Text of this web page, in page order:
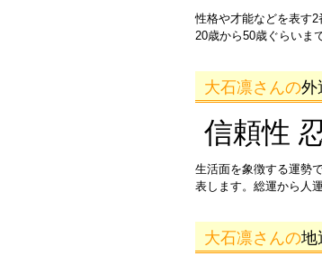
性格や才能などを表す
20歳から50歳ぐらいま
大石凛さんの外
信頼性
生活面を象徴する運勢
表します。総運から人
大石凛さんの地